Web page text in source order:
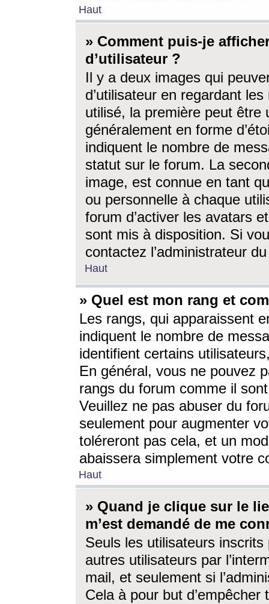
Haut
» Comment puis-je
d’utilisateur ?
Il y a deux images qui
d’utilisateur en regardant
utilisé, la première peut être
généralement en forme
indiquent le nombre de
statut sur le forum. La
image, est connue en tant
ou personnelle à chaque
forum d’activer les avatars
sont mis à disposition. Si
contactez l’administrateur
Haut
» Quel est mon rang et
Les rangs, qui apparaissent
indiquent le nombre de
identifient certains
En général, vous ne pouvez
rangs du forum comme il
Veuillez ne pas abuser du
seulement pour augmenter
toléreront pas cela, et un
abaissera simplement votre
Haut
» Quand je clique sur le
m’est demandé de me
Seuls les utilisateurs
autres utilisateurs par
mail, et seulement si
Cela à pour but